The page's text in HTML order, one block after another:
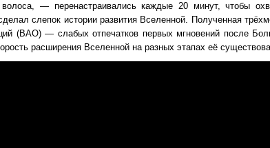
— перенастраивались каждые 20 минут, чтобы
слепок истории развития Вселенной. Полученная
(BAO) — слабых отпечатков первых мгновений после
расширения Вселенной на разных этапах её